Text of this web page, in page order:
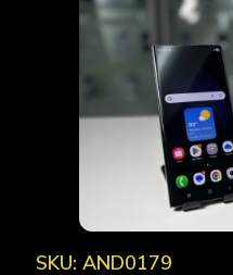
SKU: AND0179